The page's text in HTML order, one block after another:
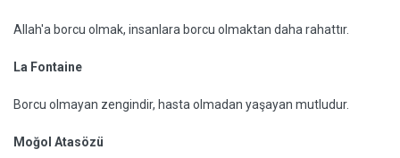
Allah'a borcu olmak, insanlara borcu olmaktan daha rahattır.
La Fontaine
Borcu olmayan zengindir, hasta olmadan yaşayan mutludur.
Moğol Atasözü